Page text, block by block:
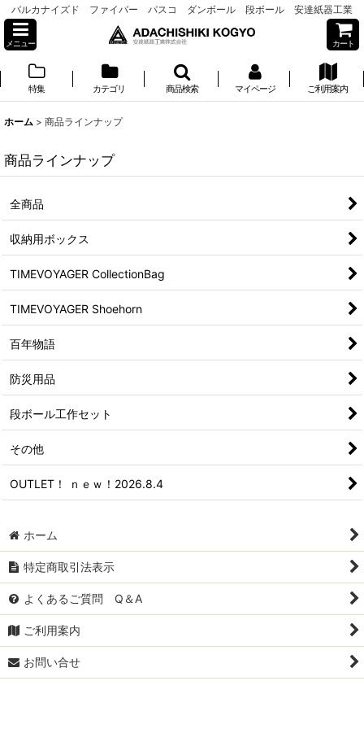
バルカナイズド ファイバー パスコ ダンボール 段ボール 安達紙器工業
メニュー カート
特集 カテゴリ 商品検索 マイページ ご利用案内
ホーム > 商品ラインナップ
商品ラインナップ
全商品
収納用ボックス
TIMEVOYAGER CollectionBag
TIMEVOYAGER Shoehorn
百年物語
防災用品
段ボール工作セット
その他
OUTLET！ ｎｅｗ！2026.8.4
ホーム
特定商取引法表示
よくあるご質問 Q＆A
ご利用案内
お問い合せ